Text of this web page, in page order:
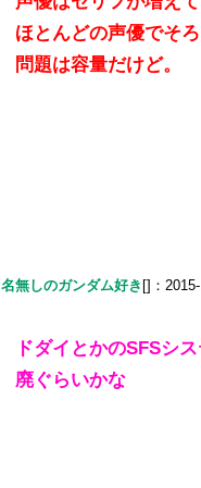
ほとんどの声優でそ
問題は容量だけど。
名無しのガンダム好き []：
ドダイとかのSFSシ
廃ぐらいかな